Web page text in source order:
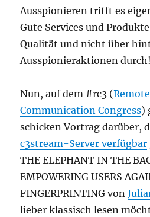
Ausspionieren trifft es
Gute Services und
Qualität und nicht über
Ausspionieraktionen durch!
Nun, auf dem #rc3 (
Communication Congress)
schicken Vortrag darüber,
c3stream-Server verfügbar
THE ELEPHANT IN THE
EMPOWERING USERS
FINGERPRINTING von
lieber klassisch lesen